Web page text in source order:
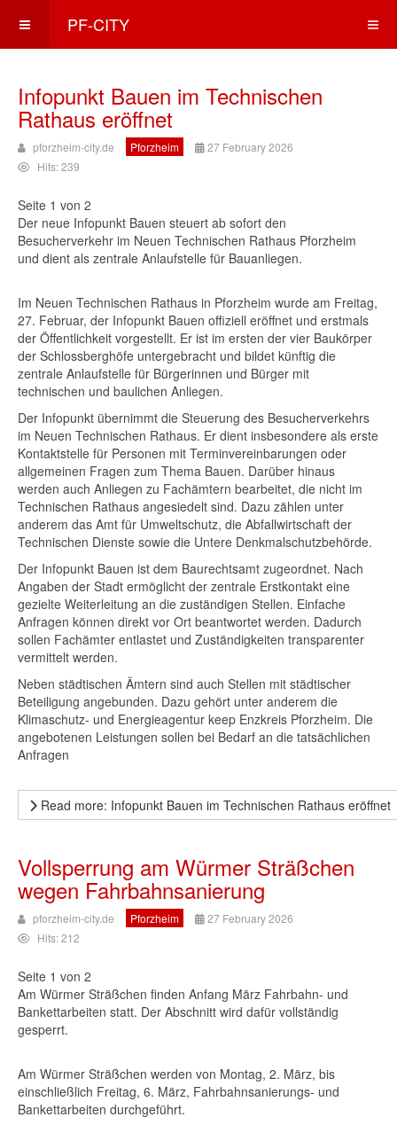
PF-CITY
Infopunkt Bauen im Technischen
Rathaus eröffnet
pforzheim-city.de Pforzheim
27 February 2026
Hits: 239
Seite 1 von 2
Der neue Infopunkt Bauen steuert ab sofort den
Besucherverkehr im Neuen Technischen Rathaus Pforzheim
und dient als zentrale Anlaufstelle für Bauanliegen.
Im Neuen Technischen Rathaus in Pforzheim wurde am Freitag,
27. Februar, der Infopunkt Bauen offiziell eröffnet und erstmals
der Öffentlichkeit vorgestellt. Er ist im ersten der vier Baukörper
der Schlossberghöfe untergebracht und bildet künftig die
zentrale Anlaufstelle für Bürgerinnen und Bürger mit
technischen und baulichen Anliegen.
Der Infopunkt übernimmt die Steuerung des Besucherverkehrs
im Neuen Technischen Rathaus. Er dient insbesondere als erste
Kontaktstelle für Personen mit Terminvereinbarungen oder
allgemeinen Fragen zum Thema Bauen. Darüber hinaus
werden auch Anliegen zu Fachämtern bearbeitet, die nicht im
Technischen Rathaus angesiedelt sind. Dazu zählen unter
anderem das Amt für Umweltschutz, die Abfallwirtschaft der
Technischen Dienste sowie die Untere Denkmalschutzbehörde.
Der Infopunkt Bauen ist dem Baurechtsamt zugeordnet. Nach
Angaben der Stadt ermöglicht der zentrale Erstkontakt eine
gezielte Weiterleitung an die zuständigen Stellen. Einfache
Anfragen können direkt vor Ort beantwortet werden. Dadurch
sollen Fachämter entlastet und Zuständigkeiten transparenter
vermittelt werden.
Neben städtischen Ämtern sind auch Stellen mit städtischer
Beteiligung angebunden. Dazu gehört unter anderem die
Klimaschutz- und Energieagentur keep Enzkreis Pforzheim. Die
angebotenen Leistungen sollen bei Bedarf an die tatsächlichen
Anfragen
Read more: Infopunkt Bauen im Technischen Rathaus eröffnet
Vollsperrung am Würmer Sträßchen
wegen Fahrbahnsanierung
pforzheim-city.de Pforzheim
27 February 2026
Hits: 212
Seite 1 von 2
Am Würmer Sträßchen finden Anfang März Fahrbahn- und
Bankettarbeiten statt. Der Abschnitt wird dafür vollständig
gesperrt.
Am Würmer Sträßchen werden von Montag, 2. März, bis
einschließlich Freitag, 6. März, Fahrbahnsanierungs- und
Bankettarbeiten durchgeführt.